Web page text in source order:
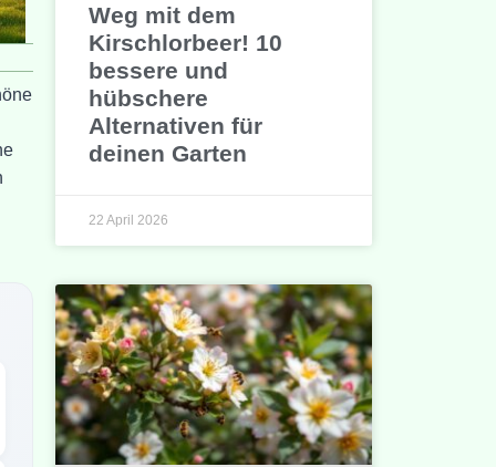
Weg mit dem
Kirschlorbeer! 10
bessere und
hübschere
Alternativen für
deinen Garten
22 April 2026